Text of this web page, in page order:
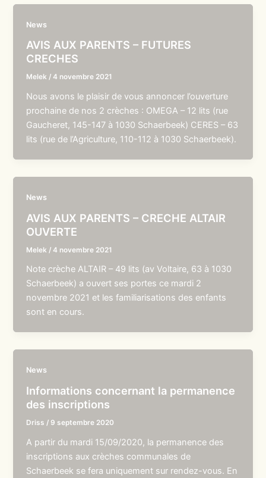
News
AVIS AUX PARENTS – FUTURES
CRECHES
Melek /4 novembre 2021
Nous avons le plaisir de vous annoncer l’ouverture
prochaine de nos 2 crèches : OMEGA – 12 lits (rue
Gaucheret, 145-147 à 1030 Schaerbeek) CERES – 63
lits (rue de l’Agriculture, 110-112 à 1030 Schaerbeek).
News
AVIS AUX PARENTS – CRECHE ALTAIR
OUVERTE
Melek /4 novembre 2021
Note crèche ALTAIR – 49 lits (av Voltaire, 63 à 1030
Schaerbeek) a ouvert ses portes ce mardi 2
novembre 2021 et les familiarisations des enfants
sont en cours.
News
Informations concernant la permanence
des inscriptions
Driss / 9 septembre 2020
A partir du mardi 15/09/2020, la permanence des
inscriptions aux crèches communales de
Schaerbeek se fera uniquement sur rendez-vous. En